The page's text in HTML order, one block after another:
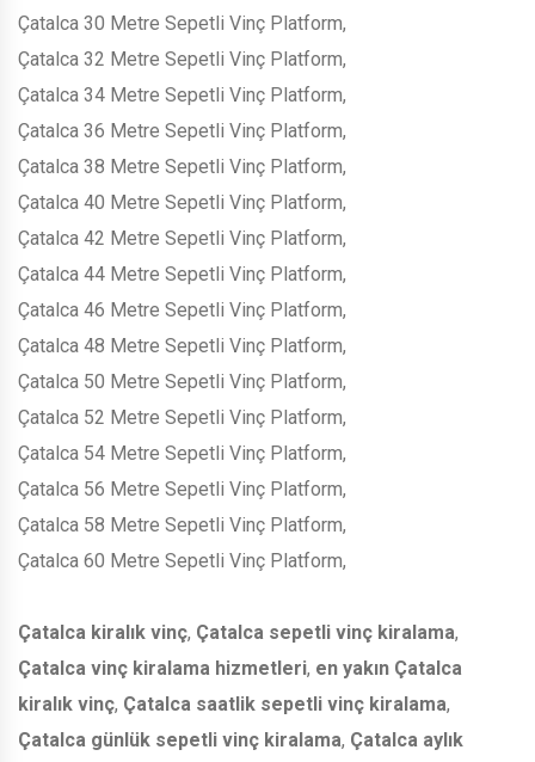
Çatalca 30 Metre Sepetli Vinç Platform,
Çatalca 32 Metre Sepetli Vinç Platform,
Çatalca 34 Metre Sepetli Vinç Platform,
Çatalca 36 Metre Sepetli Vinç Platform,
Çatalca 38 Metre Sepetli Vinç Platform,
Çatalca 40 Metre Sepetli Vinç Platform,
Çatalca 42 Metre Sepetli Vinç Platform,
Çatalca 44 Metre Sepetli Vinç Platform,
Çatalca 46 Metre Sepetli Vinç Platform,
Çatalca 48 Metre Sepetli Vinç Platform,
Çatalca 50 Metre Sepetli Vinç Platform,
Çatalca 52 Metre Sepetli Vinç Platform,
Çatalca 54 Metre Sepetli Vinç Platform,
Çatalca 56 Metre Sepetli Vinç Platform,
Çatalca 58 Metre Sepetli Vinç Platform,
Çatalca 60 Metre Sepetli Vinç Platform,
Çatalca kiralık vinç, Çatalca sepetli vinç kiralama,
Çatalca vinç kiralama hizmetleri, en yakın Çatalca
kiralık vinç, Çatalca saatlik sepetli vinç kiralama,
Çatalca günlük sepetli vinç kiralama, Çatalca aylık